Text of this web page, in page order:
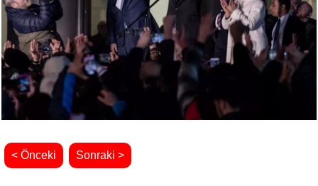
< Önceki Sonraki >